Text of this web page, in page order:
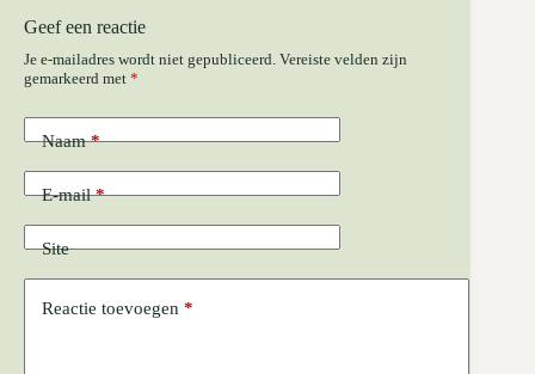
Geef een reactie
Je e-mailadres wordt niet gepubliceerd. Vereiste velden zijn
gemarkeerd met *
Naam*
E-mail*
Site
Reactie toevoegen *